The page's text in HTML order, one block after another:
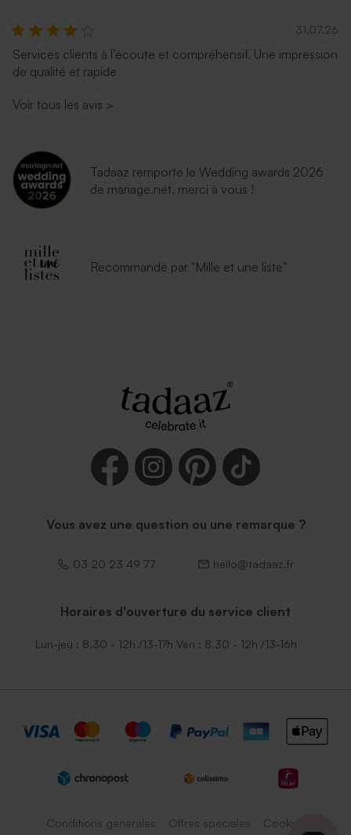
31.07.26
Services clients à l’écoute et compréhensif. Une impression
de qualité et rapide
Voir tous les avis >
Tadaaz remporte le Wedding awards 2026
de mariage.net, merci à vous !
Recommandé par "Mille et une liste"
Vous avez une question ou une remarque ?
03 20 23 49 77 hello@tadaaz.fr
Horaires d'ouverture du service client
Lun-jeu : 8.30 - 12h /13-17h Ven : 8.30 - 12h /13-16h
Conditions générales Offres spéciales Cookies